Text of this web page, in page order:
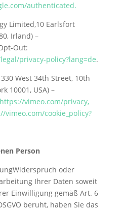
authenticated.
Limited,10 Earlsfort
Irland) –
Out:
privacy-policy?lang=de.
West 34th Street, 10th
10001, USA) –
https://vimeo.com/privacy,
vimeo.com/cookie_policy?
Person
oder
Ihrer Daten soweit
Einwilligung gemäß Art. 6
beruht, haben Sie das